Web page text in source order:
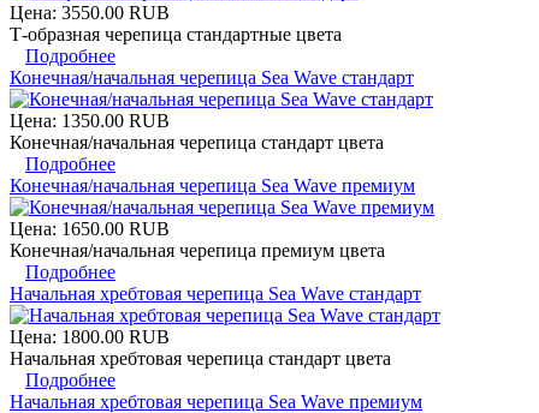
Цена: 3550.00 RUB
Т-образная черепица стандартные цвета
Подробнее
Конечная/начальная черепица Sea Wave стандарт
Цена: 1350.00 RUB
Конечная/начальная черепица стандарт цвета
Подробнее
Конечная/начальная черепица Sea Wave премиум
Цена: 1650.00 RUB
Конечная/начальная черепица премиум цвета
Подробнее
Начальная хребтовая черепица Sea Wave стандарт
Цена: 1800.00 RUB
Начальная хребтовая черепица стандарт цвета
Подробнее
Начальная хребтовая черепица Sea Wave премиум